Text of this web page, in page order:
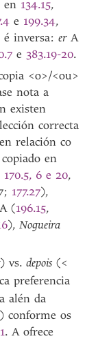
en 134.15,
e 199.34,
é inversa:erA
e 383.19-20.
<o>/<ou>
nota a
existen
correcta
relación co
en
170.5, 6 e 20,
177.27),
(196.15,
),Nogueira
) vs.depois(<
preferencia
alén da
) conforme os
. A ofrece